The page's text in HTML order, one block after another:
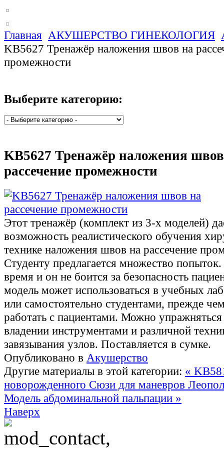
Главная АКУШЕРСТВО ГИНЕКОЛОГИЯ
KB5627 Тренажёр наложения швов на
промежности
Выберите категорию:
KB5627 Тренажёр наложения
рассечение промежности
Этот тренажёр (комплект из 3-х моделей)
возможность реалистического обучения
технике наложения швов на рассечение
Студенту предлагается множество попыток.
время и он не боится за безопасность
модель может использоваться в учебных
или самостоятельно студентами, прежде
работать с пациентами. Можно
владении инструментами и различной
завязывания узлов. Поставляется в сумке.
Опубликовано в Акушерство
Другие материалы в этой категории: «
новорожденного Сюзи для маневров
Модель абдоминальной пальпации »
Наверх